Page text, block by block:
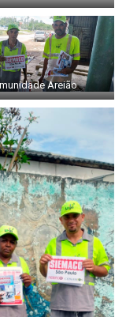
Areião